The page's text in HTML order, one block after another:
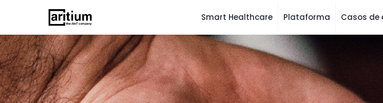
Smart Healthcare Plataforma Casos de